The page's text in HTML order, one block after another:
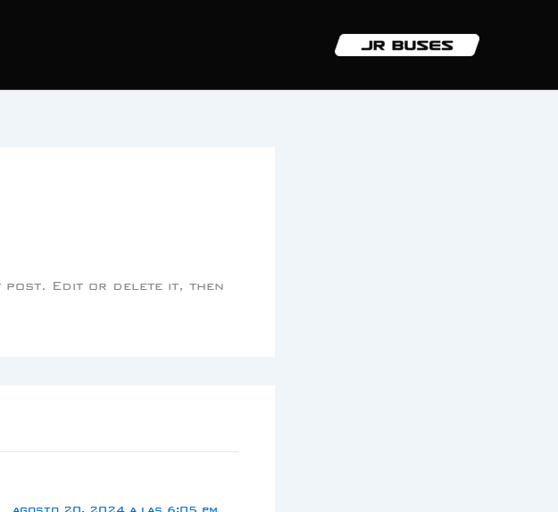
post. Edit or delete it, then
agosto 20, 2024 a las 6:05 pm